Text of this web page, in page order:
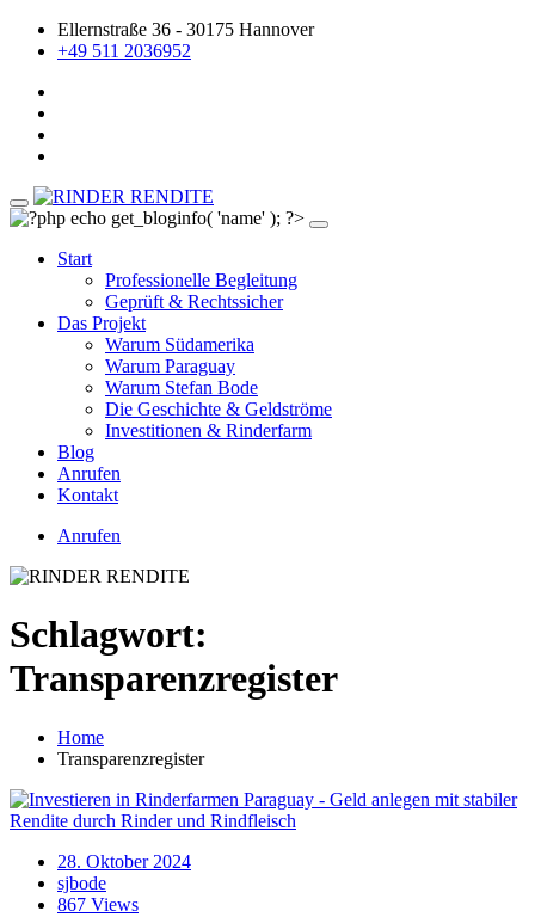
Ellernstraße 36 - 30175 Hannover
+49 511 2036952
Start
Professionelle Begleitung
Geprüft & Rechtssicher
Das Projekt
Warum Südamerika
Warum Paraguay
Warum Stefan Bode
Die Geschichte & Geldströme
Investitionen & Rinderfarm
Blog
Anrufen
Kontakt
Anrufen
Schlagwort:
Transparenzregister
Home
Transparenzregister
28. Oktober 2024
sjbode
867 Views